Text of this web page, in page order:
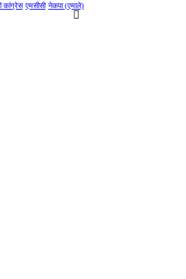
कांग्रेस एमसीसी नेकपा (एमाले)